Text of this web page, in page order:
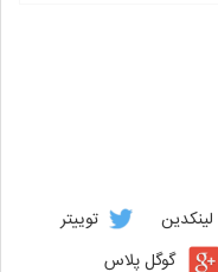
لینکدین
توییتر
گوگل پلاس